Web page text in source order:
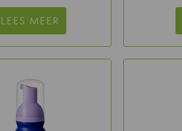
LEES MEER